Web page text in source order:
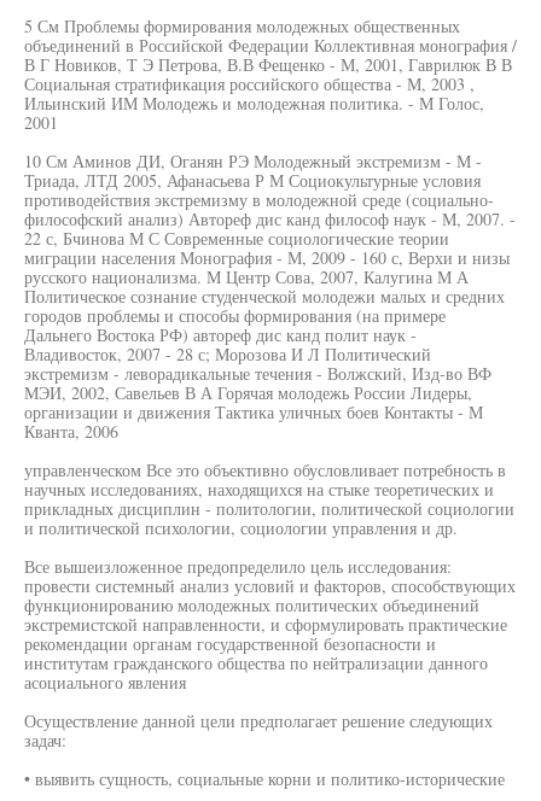
5 См Проблемы формирования молодежных общественных
объединений в Российской Федерации Коллективная монография /
В Г Новиков, Т Э Петрова, В.В Фещенко - М, 2001, Гаврилюк В В
Социальная стратификация российского общества - М, 2003 ,
Ильинский ИМ Молодежь и молодежная политика. - М Голос,
2001
10 См Аминов ДИ, Оганян РЭ Молодежный экстремизм - М -
Триада, ЛТД 2005, Афанасьева Р М Социокультурные условия
противодействия экстремизму в молодежной среде (социально-
философский анализ) Автореф дис канд философ наук - М, 2007. -
22 с, Бчинова М С Современные социологические теории
миграции населения Монография - М, 2009 - 160 с, Верхи и низы
русского национализма. М Центр Сова, 2007, Калугина М А
Политическое сознание студенческой молодежи малых и средних
городов проблемы и способы формирования (на примере
Дальнего Востока РФ) автореф дис канд полит наук -
Владивосток, 2007 - 28 с; Морозова И Л Политический
экстремизм - леворадикальные течения - Волжский, Изд-во ВФ
МЭИ, 2002, Савельев В А Горячая молодежь России Лидеры,
организации и движения Тактика уличных боев Контакты - М
Кванта, 2006
управленческом Все это объективно обусловливает потребность в
научных исследованиях, находящихся на стыке теоретических и
прикладных дисциплин - политологии, политической социологии
и политической психологии, социологии управления и др.
Все вышеизложенное предопределило цель исследования:
провести системный анализ условий и факторов, способствующих
функционированию молодежных политических объединений
экстремистской направленности, и сформулировать практические
рекомендации органам государственной безопасности и
институтам гражданского общества по нейтрализации данного
асоциального явления
Осуществление данной цели предполагает решение следующих
задач:
• выявить сущность, социальные корни и политико-исторические